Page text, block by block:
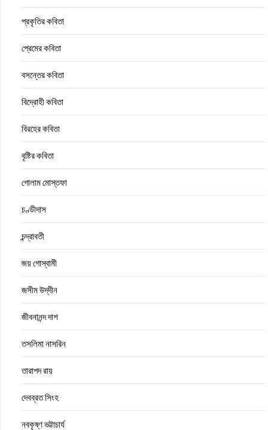
প্রকৃতির কবিতা
প্রেমের কবিতা
বসন্তের কবিতা
বিদ্রোহী কবিতা
বিরহের কবিতা
বৃষ্টির কবিতা
গোলাম মোস্তফা
চণ্ডীদাস
চন্দ্রাবতী
জয় গোস্বামী
জসীম উদ্‌দীন
জীবনানন্দ দাশ
তসলিমা নাসরিন
তারাপদ রায়
দেবব্রত সিংহ
নবকৃষ্ণ ভট্টাচার্য